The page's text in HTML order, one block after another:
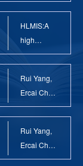
HLMIS:A
high
Resolution
Rui Yang,
Ercai Chen
and
Rui Yang,
Ercai Chen
and